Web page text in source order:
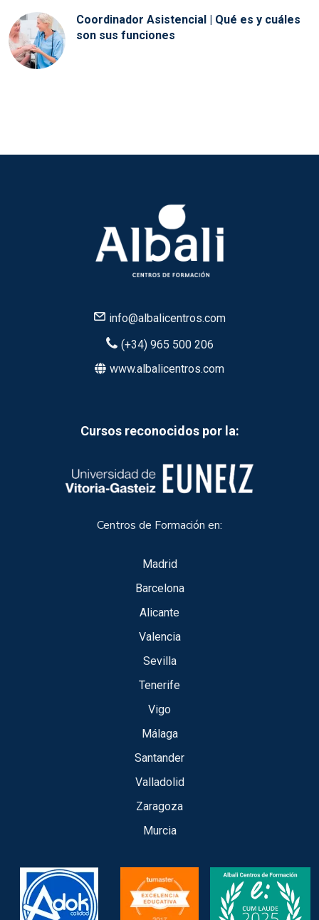
Coordinador Asistencial | Qué es y cuáles
son sus funciones
info@albalicentros.com
(+34) 965 500 206
www.albalicentros.com
Cursos reconocidos por la:
Centros de Formación en:
Madrid
Barcelona
Alicante
Valencia
Sevilla
Tenerife
Vigo
Málaga
Santander
Valladolid
Zaragoza
Murcia